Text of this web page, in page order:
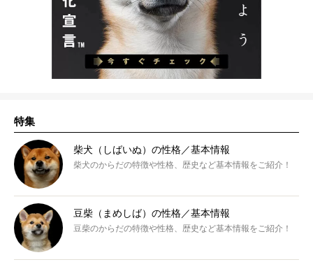
特集
柴犬（しばいぬ）の性格／基本情報
柴犬のからだの特徴や性格、歴史など基本情報をご紹介！
豆柴（まめしば）の性格／基本情報
豆柴のからだの特徴や性格、歴史など基本情報をご紹介！